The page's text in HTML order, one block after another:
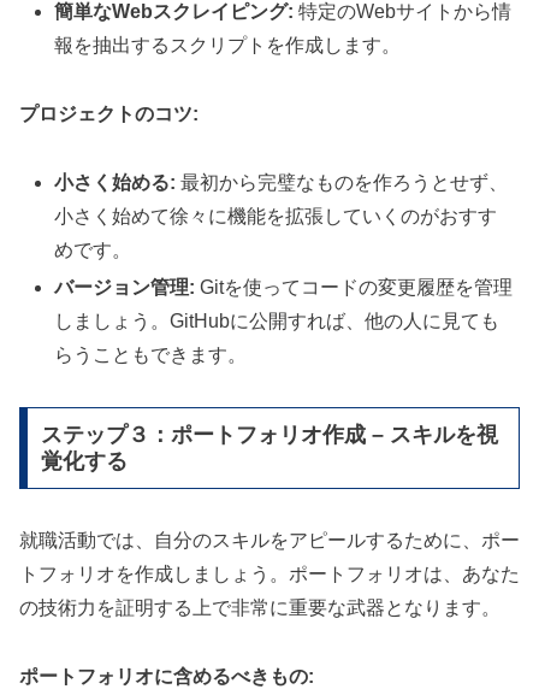
簡単なWebスクレイピング: 特定のWebサイトから情
報を抽出するスクリプトを作成します。
プロジェクトのコツ:
小さく始める: 最初から完璧なものを作ろうとせず、
小さく始めて徐々に機能を拡張していくのがおすす
めです。
バージョン管理: Gitを使ってコードの変更履歴を管理
しましょう。GitHubに公開すれば、他の人に見ても
らうこともできます。
ステップ３：ポートフォリオ作成 – スキルを視
覚化する
就職活動では、自分のスキルをアピールするために、ポー
トフォリオを作成しましょう。ポートフォリオは、あなた
の技術力を証明する上で非常に重要な武器となります。
ポートフォリオに含めるべきもの: